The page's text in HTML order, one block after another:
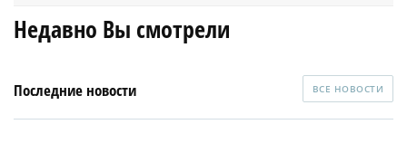
Недавно Вы смотрели
Последние новости ВСЕ НОВОСТИ